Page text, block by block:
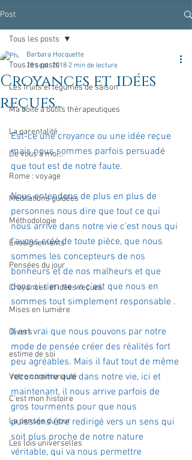
Post
Tous les posts
Les fruits et légumes de saison
Ma boîte à outils thérapeutiques
La parentalité
De vous à moi...
Rome : voyage
Méditations guidées
Méthodologie
Enseignements
Pensées du jour
Croyances et idées reçues
Mises en lumière
Divers
estime de soi
Votre communauté
C'est mon histoire
La pensée du jour
Les lois universelles
Tous les posts
Croyances et idées
reçues...
Barbara Hocquette
28 sept. 2018 2 min de lecture
Est-ce une croyance ou une idée reçue
mais nous sommes parfois persuadé
que tout est de notre faute.
Nous entendons de plus en plus de
personnes nous dire que tout ce qui
nous arrive dans notre vie c'est nous qui
l'avons créé de toute pièce, que nous
sommes les concepteurs de nos
bonheurs et de nos malheurs et que
donc si rien ne va c'est que nous en
sommes tout simplement responsable .
Il est vrai que nous pouvons par notre
mode de pensée créer des réalités fort
peu agréables. Mais il faut tout de même
reconnaitre que dans notre vie, ici et
maintenant, il nous arrive parfois de
gros tourments pour que nous
puissions être redirigé vers un sens qui
soit plus proche de notre nature
véritable, qui va nous permettre